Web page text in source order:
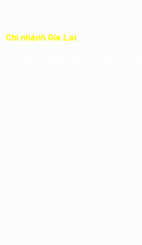
Chi nhánh Gia Lai